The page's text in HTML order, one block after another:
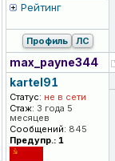
Рейтинг
Профиль ЛС
max_payne344
kartel91
Статус: не в сети
Стаж: 3 года 5
месяцев
Сообщений: 845
Предупр.: 1